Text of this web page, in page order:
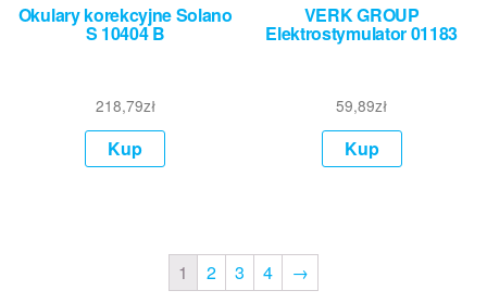
Okulary korekcyjne Solano
S 10404 B
218,79zł
Kup
VERK GROUP
Elektrostymulator 01183
59,89zł
Kup
1 2 3 4 →